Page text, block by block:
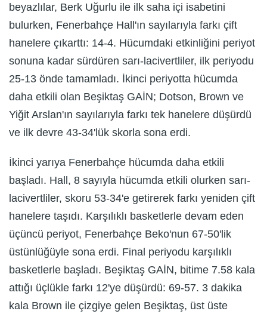
beyazlılar, Berk Uğurlu ile ilk saha içi isabetini
bulurken, Fenerbahçe Hall'ın sayılarıyla farkı çift
hanelere çıkarttı: 14-4. Hücumdaki etkinliğini periyot
sonuna kadar sürdüren sarı-lacivertliler, ilk periyodu
25-13 önde tamamladı. İkinci periyotta hücumda
daha etkili olan Beşiktaş GAİN; Dotson, Brown ve
Yiğit Arslan'ın sayılarıyla farkı tek hanelere düşürdü
ve ilk devre 43-34'lük skorla sona erdi.
İkinci yarıya Fenerbahçe hücumda daha etkili
başladı. Hall, 8 sayıyla hücumda etkili olurken sarı-
lacivertliler, skoru 53-34'e getirerek farkı yeniden çift
hanelere taşıdı. Karşılıklı basketlerle devam eden
üçüncü periyot, Fenerbahçe Beko'nun 67-50'lik
üstünlüğüyle sona erdi. Final periyodu karşılıklı
basketlerle başladı. Beşiktaş GAİN, bitime 7.58 kala
attığı üçlükle farkı 12'ye düşürdü: 69-57. 3 dakika
kala Brown ile çizgiye gelen Beşiktaş, üst üste